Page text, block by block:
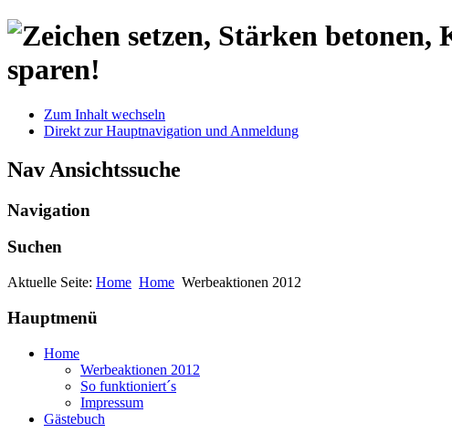
sparen!
Zum Inhalt wechseln
Direkt zur Hauptnavigation und Anmeldung
Nav Ansichtssuche
Navigation
Suchen
Aktuelle Seite: Home Home Werbeaktionen 2012
Hauptmenü
Home
Werbeaktionen 2012
So funktioniert´s
Impressum
Gästebuch